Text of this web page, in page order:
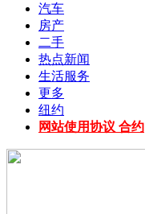
汽车
房产
二手
热点新闻
生活服务
更多
纽约
网站使用协议 合约